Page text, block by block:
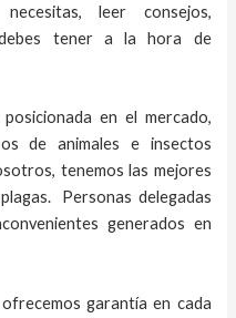
leer consejos,
tener a la hora de
en el mercado,
de animales e insectos
tenemos las mejores
Personas delegadas
generados en
garantía en cada